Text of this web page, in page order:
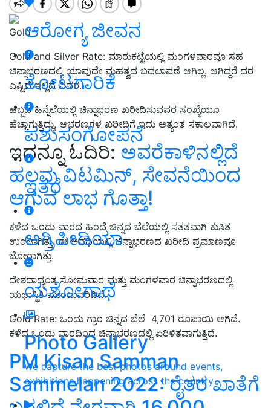
ಆರೋಗ್ಯ ಜೀವನ
ತೋಟಗಾರಿಕೆ
ಪಶುಸಂಗೋಪನೆ
ಇತರೆ
ಅಗ್ರಿಪೀಡಿಯಾ
ಯಶೋಗಾಥೆ
Photo Gallery
We capture the best photos around events,
exhibitions happening across the country
Gold
Gold and Silver Rate: ಮಾರುಕಟ್ಟೆಯಲ್ಲಿ ಮಂಗಳವಾರವೂ ಸಹ
ಚಿನ್ನಾಭರಣದಲ್ಲಿ ಯಾವುದೇ ಮಹತ್ವದ ಬದಲಾವಣೆ ಆಗಿಲ್ಲ. ಆಗಿದ್ದರೆ ದರ
ಎಷ್ಟಿದೆ ಇಲ್ಲಿದೆ ವಿವರ..
ಹಬ್ಬದ ಹಿನ್ನೆಲೆಯಲ್ಲಿ ಚಿನ್ನಾಭರಣ ಖರೀದಿಸುವವರ ಸಂಖ್ಯೆಯೂ
ಹೆಚ್ಚಾಗುತ್ತಿದ್ದು, ಆಭರಣಗಳ ಖರೀದಿಗೆ ಇದು ಅತ್ಯಂತ ಸಕಾಲವಾಗಿದೆ.
ಇದನ್ನೂ ಓದಿರಿ: ಅವರೆಕಾಳಿನಲ್ಲಿದೆ
ಹಲವು ವಿಟಮಿನ್‌, ಸೇವನೆಯಿಂದ
ಆಗುವ ಲಾಭ ಗೊತ್ತಾ!
ಕಳೆದ ಒಂದು ವಾರದ ಹಿಂದೆ ಚಿನ್ನದ ಬೆಲೆಯಲ್ಲಿ ಸತತವಾಗಿ ಕುಸಿತ
ಉಂಟಾಗಿತ್ತು. ಈ ಅವಧಿಯಲ್ಲಿ ಚಿನ್ನಾಭರಣದ ಖರೀದಿ ಪ್ರಮಾಣವೂ
ಜೋರಾಗಿತ್ತು.
ದೇಶದಾದ್ಯಂತ ಸೋಮವಾರ ಮತ್ತು ಮಂಗಳವಾರ ಚಿನ್ನಾಭರಣದಲ್ಲಿ
ಯಥಾಸ್ಥಿತಿ ಮುಂದುವರಿದಿದೆ.
Gold Rate: ಒಂದು ಗ್ರಾಂ ಚಿನ್ನದ ಬೆಲೆ 4,701 ರೂಪಾಯಿ ಆಗಿದೆ.
ಕಳೆದ ಒಂದು ವಾರದಿಂದ ಚಿನ್ನಾಭರಣದಲ್ಲಿ ಏರಿಳಿತವಾಗುತ್ತಿದೆ.
PM Kisan Samman
Sammelan 2022: ರೈತರ ಖಾತೆಗೆ